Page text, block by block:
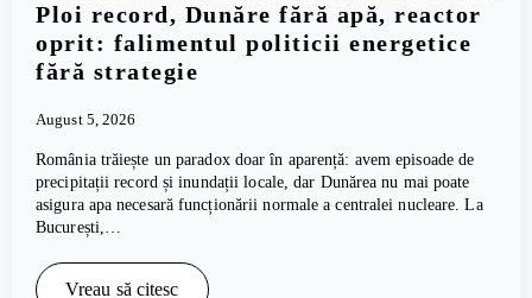
Ploi record, Dunăre fără apă, reactor
oprit: falimentul politicii energetice
fără strategie
August 5, 2026
România trăiește un paradox doar în aparență: avem episoade de
precipitații record și inundații locale, dar Dunărea nu mai poate
asigura apa necesară funcționării normale a centralei nucleare. La
București,…
Vreau să citesc